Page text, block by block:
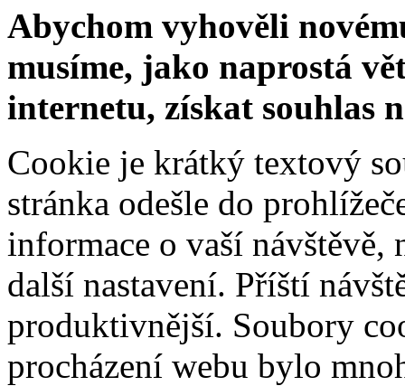
Abychom vyhověli
musíme, jako naprostá
internetu, získat souhlas
Cookie je krátký textový
stránka odešle do
informace o vaší
další nastavení. Příští
produktivnější. Soubory
procházení webu bylo